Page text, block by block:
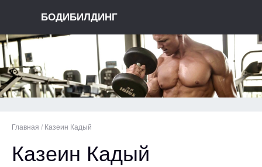
БОДИБИЛДИНГ
Главная / Казеин Кадый
Казеин Кадый